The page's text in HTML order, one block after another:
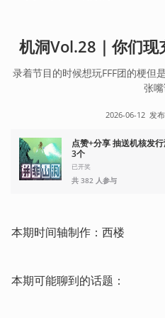
机洞Vol.28｜你们现
录着节目的时候想玩FFF团的梗但
张
2026-06-12 发
点赞+分享 抽送机核发
3个
已开奖
共 382 人参与
本期时间轴制作：西楼
本期可能聊到的话题：